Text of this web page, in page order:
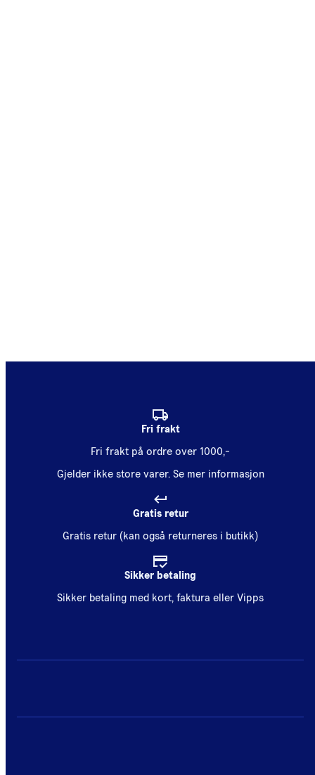
Fri frakt
Fri frakt på ordre over 1000,-
Gjelder ikke store varer. Se mer informasjon
Gratis retur
Gratis retur (kan også returneres i butikk)
Sikker betaling
Sikker betaling med kort, faktura eller Vipps